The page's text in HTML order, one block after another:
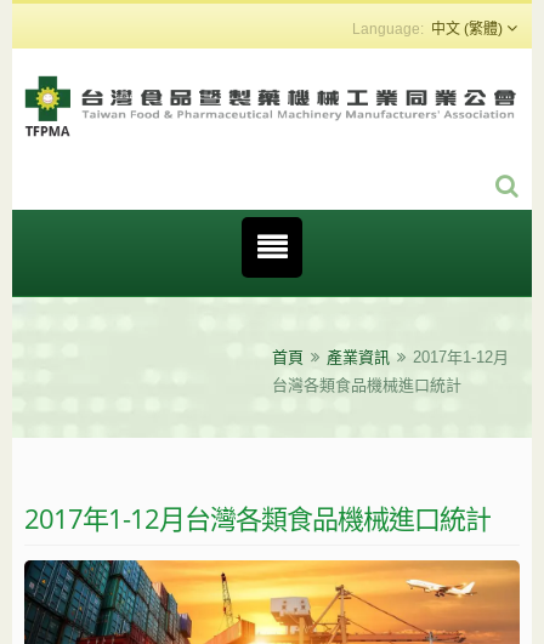
中文 (繁體)
首頁 產業資訊
2017年1-12月
台灣各類食品機械進口統計
2017年1-12月台灣各類食品機械進口統計